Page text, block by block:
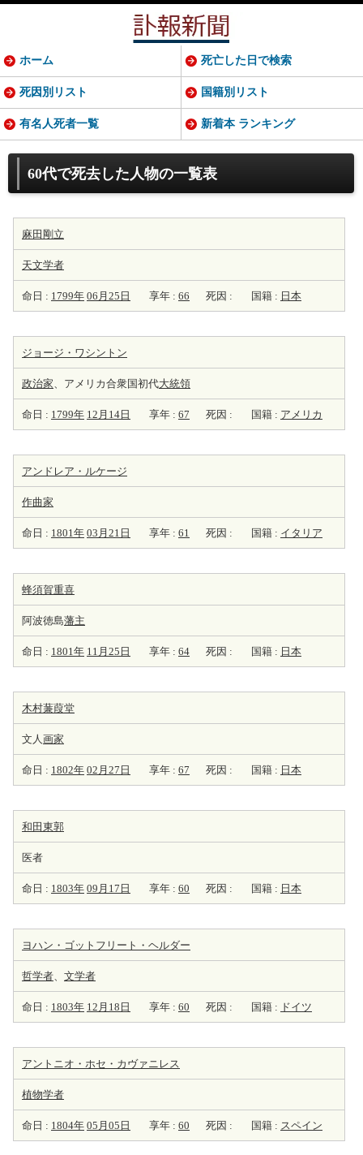
60代で死去した人物の一覧表
麻田剛立
天文学者
命日 : 1799年 06月25日 享年 : 66 死因 : 国籍 : 日本
ジョージ・ワシントン
政治家、アメリカ合衆国初代大統領
命日 : 1799年 12月14日 享年 : 67 死因 : 国籍 : アメリカ
アンドレア・ルケージ
作曲家
命日 : 1801年 03月21日 享年 : 61 死因 : 国籍 : イタリア
蜂須賀重喜
阿波徳島藩主
命日 : 1801年 11月25日 享年 : 64 死因 : 国籍 : 日本
木村蒹葭堂
文人画家
命日 : 1802年 02月27日 享年 : 67 死因 : 国籍 : 日本
和田東郭
医者
命日 : 1803年 09月17日 享年 : 60 死因 : 国籍 : 日本
ヨハン・ゴットフリート・ヘルダー
哲学者、 文学者
命日 : 1803年 12月18日 享年 : 60 死因 : 国籍 : ドイツ
アントニオ・ホセ・カヴァニレス
植物学者
命日 : 1804年 05月05日 享年 : 60 死因 : 国籍 : スペイン
ホーム 死亡した日で検索
死因別リスト 国籍別リスト
有名人死者一覧 新着本 ランキング